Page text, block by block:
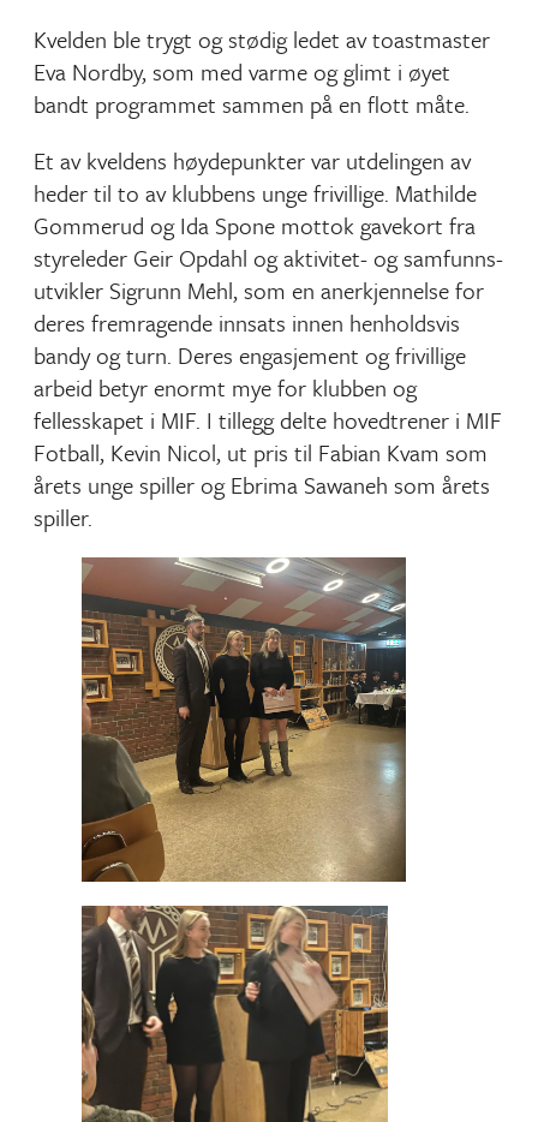
Kvelden ble trygt og stødig ledet av toastmaster
Eva Nordby, som med varme og glimt i øyet
bandt programmet sammen på en flott måte.
Et av kveldens høydepunkter var utdelingen av
heder til to av klubbens unge frivillige. Mathilde
Gommerud og Ida Spone mottok gavekort fra
styreleder Geir Opdahl og aktivitet- og samfunns-
utvikler Sigrunn Mehl, som en anerkjennelse for
deres fremragende innsats innen henholdsvis
bandy og turn. Deres engasjement og frivillige
arbeid betyr enormt mye for klubben og
fellesskapet i MIF. I tillegg delte hovedtrener i MIF
Fotball, Kevin Nicol, ut pris til Fabian Kvam som
årets unge spiller og Ebrima Sawaneh som årets
spiller.